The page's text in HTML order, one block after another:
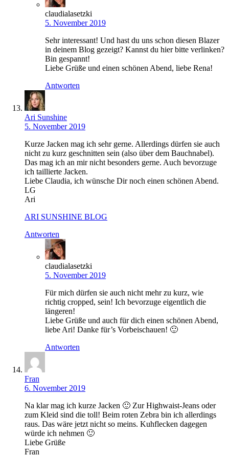
claudialasetzki
5. November 2019
Sehr interessant! Und hast du uns schon diesen Blazer
in deinem Blog gezeigt? Kannst du hier bitte verlinken?
Bin gespannt!
Liebe Grüße und einen schönen Abend, liebe Rena!
Antworten
Ari Sunshine
5. November 2019
Kurze Jacken mag ich sehr gerne. Allerdings dürfen sie auch
nicht zu kurz geschnitten sein (also über dem Bauchnabel).
Das mag ich an mir nicht besonders gerne. Auch bevorzuge
ich taillierte Jacken.
Liebe Claudia, ich wünsche Dir noch einen schönen Abend.
LG
Ari
ARI SUNSHINE BLOG
Antworten
claudialasetzki
5. November 2019
Für mich dürfen sie auch nicht mehr zu kurz, wie
richtig cropped, sein! Ich bevorzuge eigentlich die
längeren!
Liebe Grüße und auch für dich einen schönen Abend,
liebe Ari! Danke für’s Vorbeischauen! 🙂
Antworten
Fran
6. November 2019
Na klar mag ich kurze Jacken 🙂 Zur Highwaist-Jeans oder
zum Kleid sind die toll! Beim roten Zebra bin ich allerdings
raus. Das wäre jetzt nicht so meins. Kuhflecken dagegen
würde ich nehmen 🙂
Liebe Grüße
Fran